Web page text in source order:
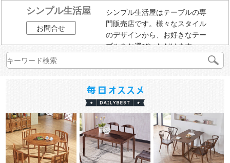
シンプル生活屋
お問合せ
シンプル生活屋はテーブルの専
門販売店です。様々なスタイル
のデザインから、お好きなテー
ブルをお選びいただけます。